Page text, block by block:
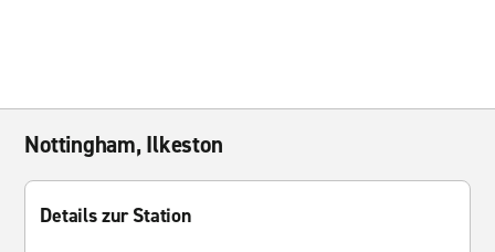
Nottingham, Ilkeston
Details zur Station